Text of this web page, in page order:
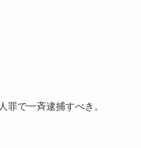
罪で一斉逮捕すべき。